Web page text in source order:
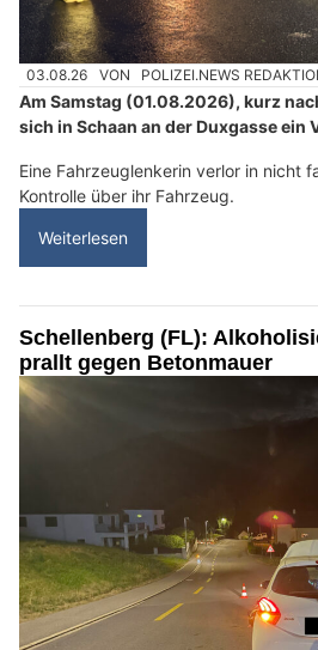
03.08.26 VON POLIZEI.NEWS
Am Samstag (01.08.2026), kurz
sich in Schaan an der Duxgasse ein
Eine Fahrzeuglenkerin verlor in nicht
Kontrolle über ihr Fahrzeug.
Weiterlesen
Schellenberg (FL):
prallt gegen Betonmauer